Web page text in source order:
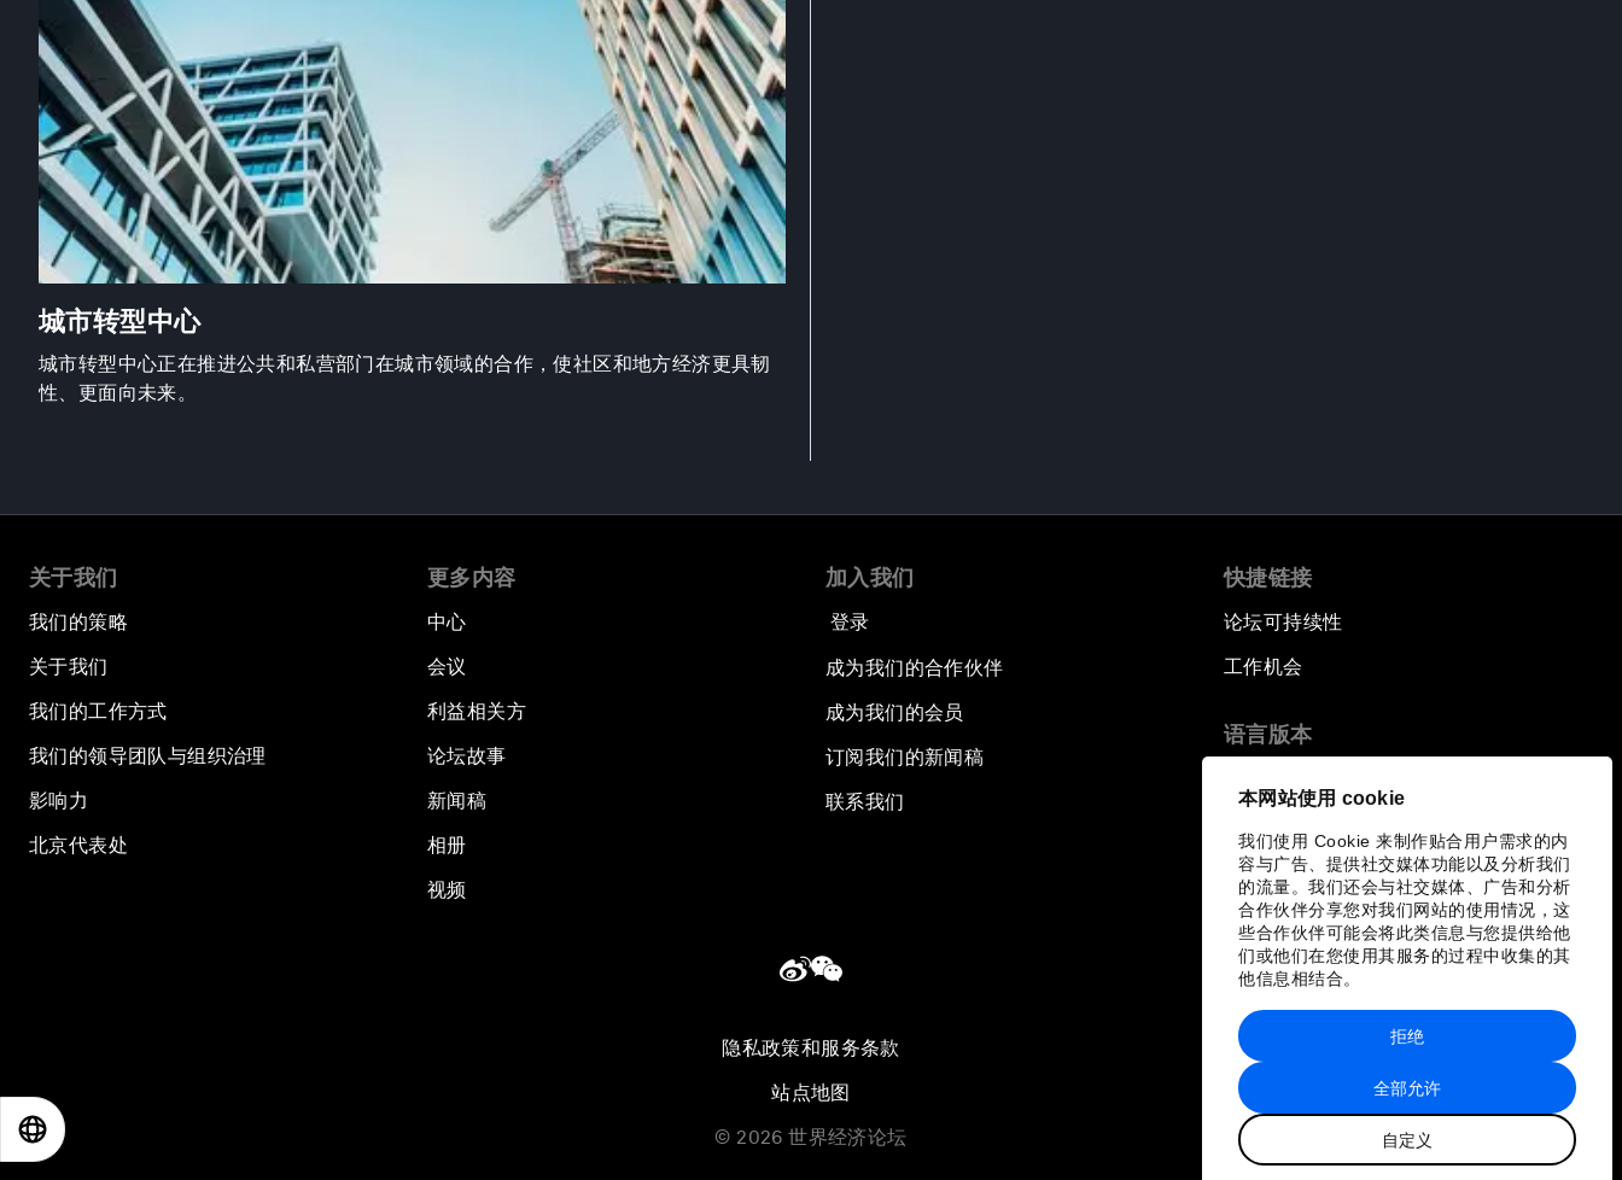
本网站使用 cookie
我们使用 Cookie 来制作贴合用户需求的内
容与广告、提供社交媒体功能以及分析我们
的流量。我们还会与社交媒体、广告和分析
合作伙伴分享您对我们网站的使用情况，这
些合作伙伴可能会将此类信息与您提供给他
们或他们在您使用其服务的过程中收集的其
他信息相结合。
全部允许
自定义
拒绝
城市转型中心
城市转型中心正在推进公共和私营部门在城市领域的合作，使社区和地方经济更具韧
性、更面向未来。
关于我们
我们的策略
关于我们
我们的工作方式
我们的领导团队与组织治理
影响力
北京代表处
更多内容
中心
会议
利益相关方
论坛故事
新闻稿
相册
视频
加入我们
登录
成为我们的合作伙伴
成为我们的会员
订阅我们的新闻稿
联系我们
快捷链接
论坛可持续性
工作机会
语言版本
隐私政策和服务条款
站点地图
© 2026 世界经济论坛